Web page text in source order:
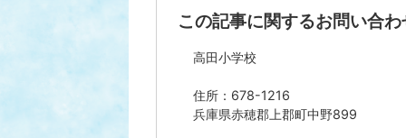
この記事に関するお問い合わ
高田小学校
住所：678-1216
兵庫県赤穂郡上郡町中野899